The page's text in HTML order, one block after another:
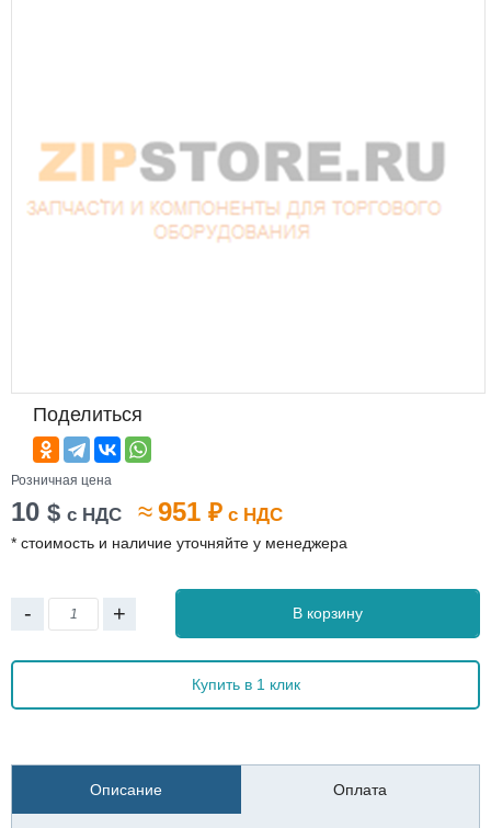
Поделиться
Розничная цена
10 $ с НДС ≈951 ₽ с НДС
* стоимость и наличие уточняйте у менеджера
- + В корзину
Купить в 1 клик
Описание Оплата